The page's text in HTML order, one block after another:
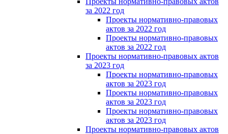
за 2022 год
Проекты нормативно-правовых
актов за 2022 год
Проекты нормативно-правовых
актов за 2022 год
Проекты нормативно-правовых актов
за 2023 год
Проекты нормативно-правовых
актов за 2023 год
Проекты нормативно-правовых
актов за 2023 год
Проекты нормативно-правовых
актов за 2023 год
Проекты нормативно-правовых актов